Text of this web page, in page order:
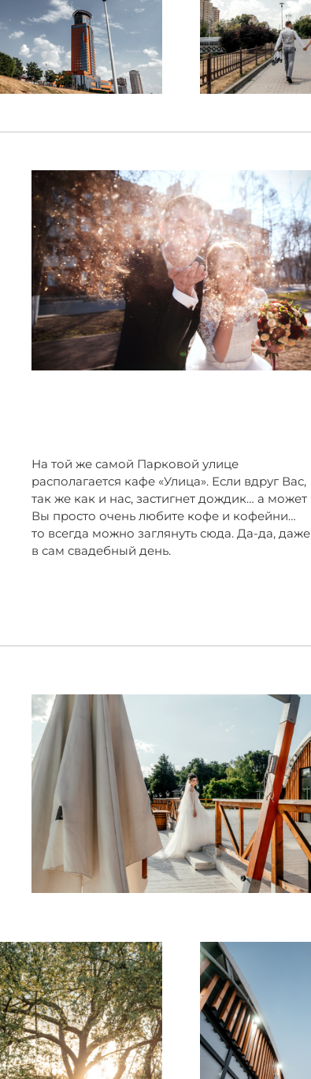
На той же самой Парковой улице
располагается кафе «Улица». Если вдруг Вас,
так же как и нас, застигнет дождик… а может
Вы просто очень любите кофе и кофейни…
то всегда можно заглянуть сюда. Да-да, даже
в сам свадебный день.